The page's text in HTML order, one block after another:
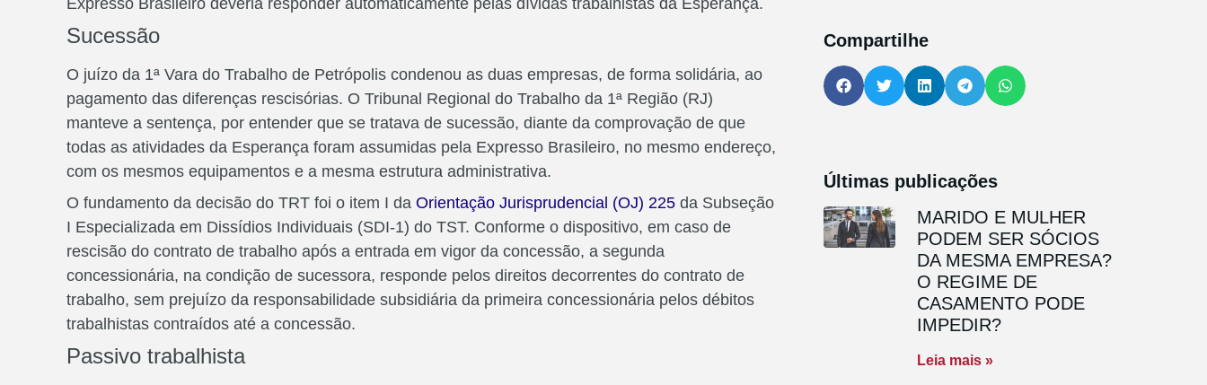
Expresso Brasileiro deveria responder automaticamente pelas dívidas trabalhistas da Esperança.
Sucessão
O juízo da 1ª Vara do Trabalho de Petrópolis condenou as duas empresas, de forma solidária, ao
pagamento das diferenças rescisórias. O Tribunal Regional do Trabalho da 1ª Região (RJ)
manteve a sentença, por entender que se tratava de sucessão, diante da comprovação de que
todas as atividades da Esperança foram assumidas pela Expresso Brasileiro, no mesmo endereço,
com os mesmos equipamentos e a mesma estrutura administrativa.
O fundamento da decisão do TRT foi o item I da Orientação Jurisprudencial (OJ) 225 da Subseção
I Especializada em Dissídios Individuais (SDI-1) do TST. Conforme o dispositivo, em caso de
rescisão do contrato de trabalho após a entrada em vigor da concessão, a segunda
concessionária, na condição de sucessora, responde pelos direitos decorrentes do contrato de
trabalho, sem prejuízo da responsabilidade subsidiária da primeira concessionária pelos débitos
trabalhistas contraídos até a concessão.
Passivo trabalhista
Compartilhe
Últimas publicações
MARIDO E MULHER
PODEM SER SÓCIOS
DA MESMA EMPRESA?
O REGIME DE
CASAMENTO PODE
IMPEDIR?
Leia mais »